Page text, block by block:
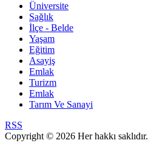
Üniversite
Sağlık
İlçe - Belde
Yaşam
Eğitim
Asayiş
Emlak
Turizm
Emlak
Tarım Ve Sanayi
RSS
Copyright © 2026 Her hakkı saklıdır.